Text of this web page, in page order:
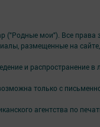
("Родные мои"). Все
размещенные на
и распространение
только с
агентства по